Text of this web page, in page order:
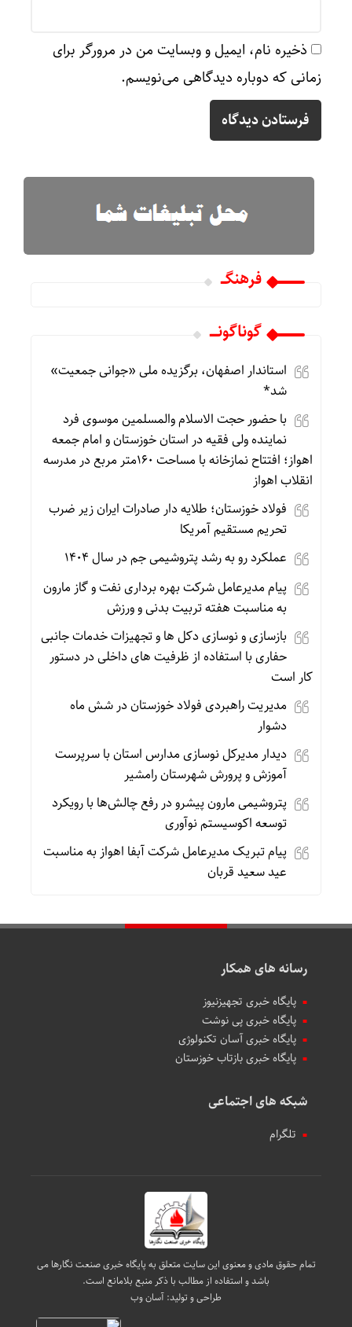
ذخیره نام، ایمیل و وبسایت من در مرورگر برای
زمانی که دوباره دیدگاهی می‌نویسم.
فرهنگـــ
گوناگونـــــ
استاندار اصفهان، برگزیده ملی «جوانی جمعیت»
شد*
با حضور حجت الاسلام والمسلمین موسوی فرد
نماینده ولی فقیه در استان خوزستان و امام جمعه
اهواز؛ افتتاح نمازخانه با مساحت ۱۶۰متر مربع در مدرسه
انقلاب اهواز
فولاد خوزستان؛ طلایه دار صادرات ایران زیر ضرب
تحریم مستقیم آمریکا
عملکرد رو به رشد پتروشیمی جم در سال ۱۴۰۴
پیام مدیرعامل شرکت بهره برداری نفت و گاز مارون
به مناسبت هفته تربیت بدنی و ورزش
بازسازی و نوسازی دکل ها و تجهیزات خدمات جانبی
حفاری با استفاده از ظرفیت های داخلی در دستور
کار است
مدیریت راهبردی فولاد خوزستان در شش ماه
دشوار
دیدار مدیرکل نوسازی مدارس استان با سرپرست
آموزش و پرورش شهرستان رامشیر
پتروشیمی مارون پیشرو در رفع چالش‌ها با رویکرد
توسعه اکوسیستم نوآوری
پیام تبریک مدیرعامل شرکت آبفا اهواز به مناسبت
عید سعید قربان
رسانه های همکار
پایگاه خبری تجهیزنیوز
پایگاه خبری پی نوشت
پایگاه خبری آسان تکنولوژی
پایگاه خبری بازتاب خوزستان
شبکه های اجتماعی
تلگرام
تمام حقوق مادی و معنوی این سایت متعلق به پایگاه خبری صنعت نگارها می
باشد و استفاده از مطالب با ذکر منبع بلامانع است.
طراحی و تولید:آسان وب